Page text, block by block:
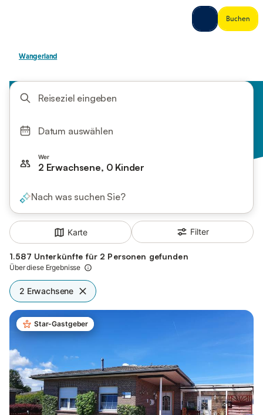
Reiseziel eingeben
Datum auswählen
Wer
2 Erwachsene, 0 Kinder
Nach was suchen Sie?
Karte Filter
1.587 Unterkünfte für 2 Personen gefunden
Über diese Ergebnisse
2 Erwachsene
Star-Gastgeber